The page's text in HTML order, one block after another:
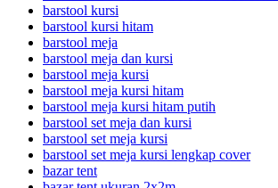
barstool kursi
barstool kursi hitam
barstool meja
barstool meja dan kursi
barstool meja kursi
barstool meja kursi hitam
barstool meja kursi hitam putih
barstool set meja dan kursi
barstool set meja kursi
barstool set meja kursi lengkap cover
bazar tent